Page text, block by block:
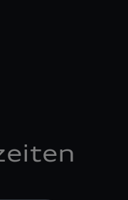
Auto GmbH & Co
und